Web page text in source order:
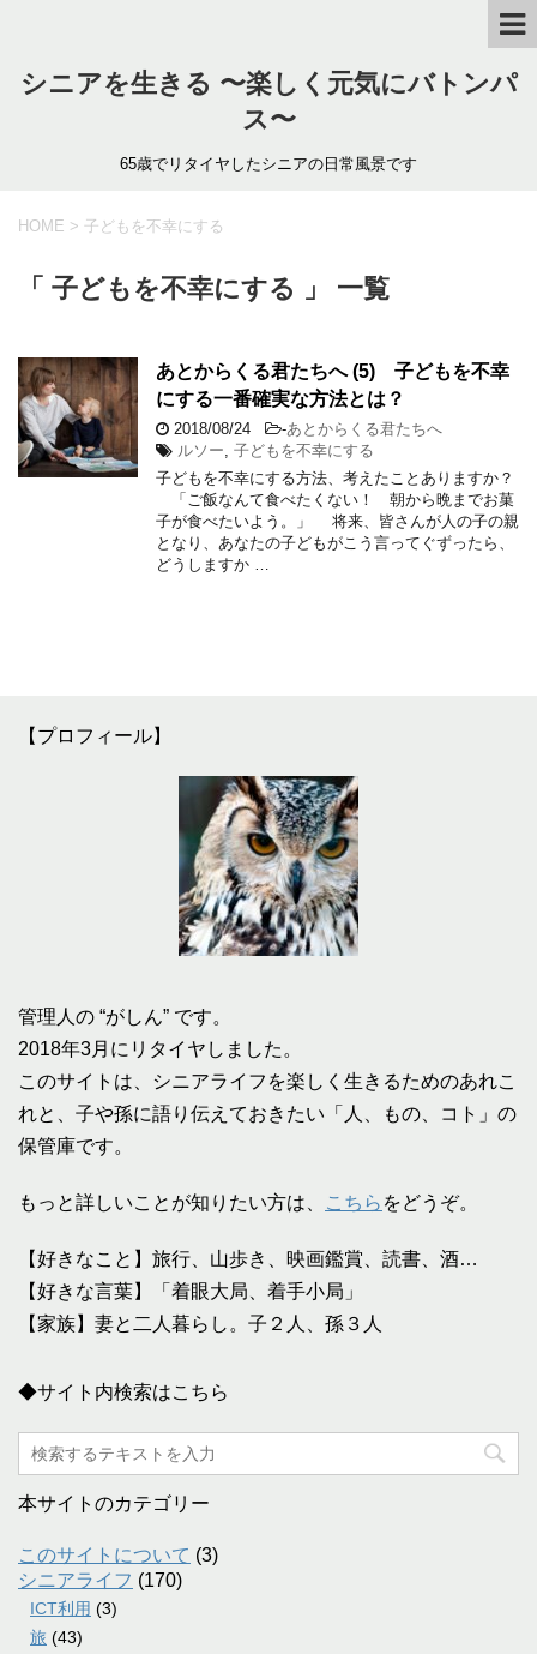
シニアを生きる 〜楽しく元気にバトンパ
ス〜
65歳でリタイヤしたシニアの日常風景です
HOME > 子どもを不幸にする
「 子どもを不幸にする 」 一覧
あとからくる君たちへ (5) 子どもを不幸
にする一番確実な方法とは？
2018/08/24 -あとからくる君たちへ
ルソー 子どもを不幸にする
子どもを不幸にする方法、考えたことありますか？
「ご飯なんて食べたくない！ 朝から晩までお菓
子が食べたいよう。」 将来、皆さんが人の子の親
となり、あなたの子どもがこう言ってぐずったら、
どうしますか …
【プロフィール】
管理人の “がしん” です。
2018年3月にリタイヤしました。
このサイトは、シニアライフを楽しく生きるためのあれこ
れと、子や孫に語り伝えておきたい「人、もの、コト」の
保管庫です。
もっと詳しいことが知りたい方は、 こちら をどうぞ。
【好きなこと】旅行、山歩き、映画鑑賞、読書、酒…
【好きな言葉】「着眼大局、着手小局」
【家族】妻と二人暮らし。子２人、孫３人
◆サイト内検索はこちら
本サイトのカテゴリー
このサイトについて (3)
シニアライフ (170)
ICT利用 (3)
旅 (43)